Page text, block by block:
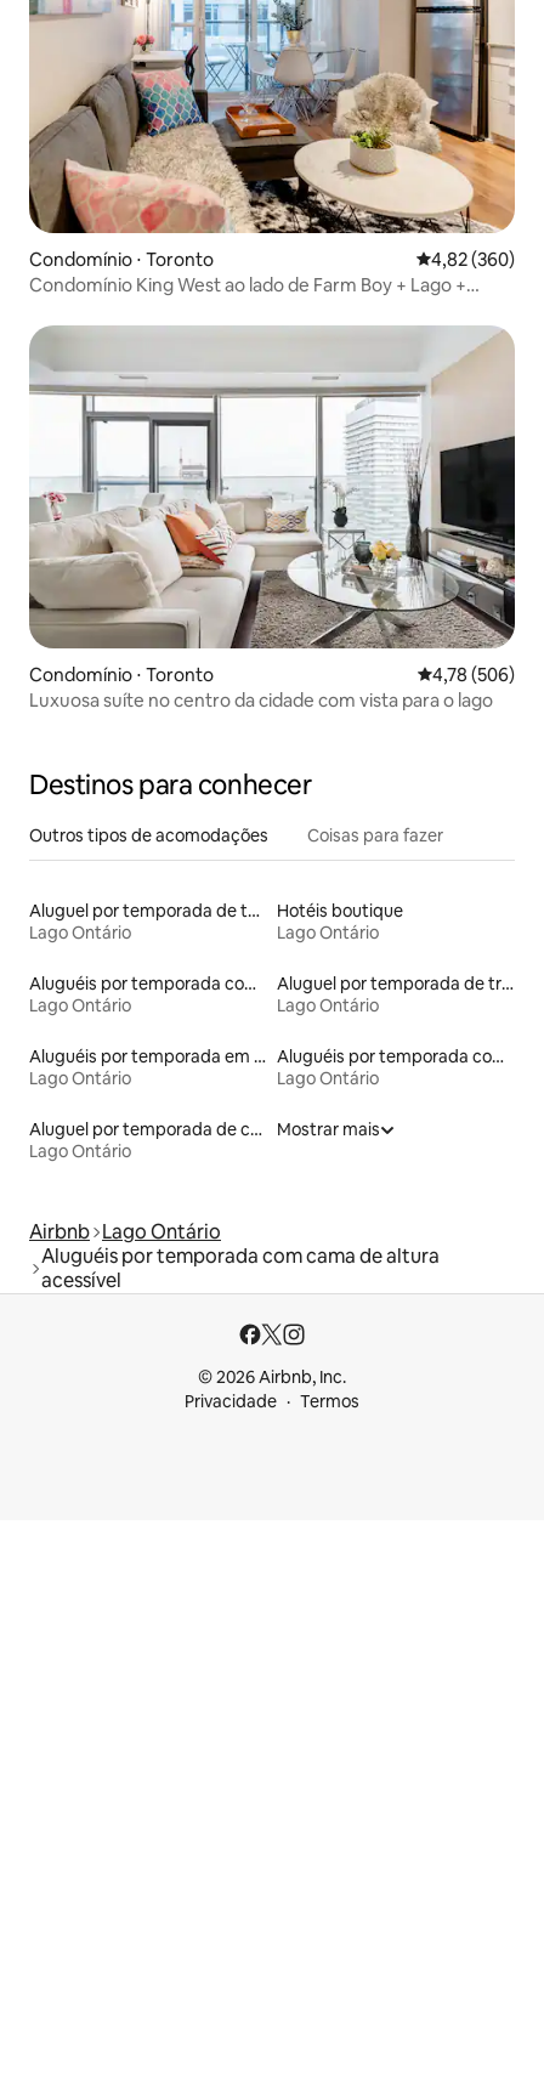
Condomínio ⋅ Toronto 4,82 de uma
4,82 (360)
Condomínio King West ao lado de Farm Boy + Lago +
Condomínio ⋅ Toronto 4,78 de uma
4,78 (506)
Luxuosa suíte no centro da cidade com vista para o lago
Destinos para conhecer
Outros tipos de acomodações Coisas para fazer
Aluguel por temporada de townhouses
Lago Ontário
Hotéis boutique
Lago Ontário
Aluguéis por temporada com acesso ao lago
Lago Ontário
Aluguel por temporada de trailers
Lago Ontário
Aluguéis por temporada em hotéis-fazenda
Lago Ontário
Aluguéis por temporada com banheiro para PCD
Lago Ontário
Aluguel por temporada de casas de hóspedes
Lago Ontário
Mostrar mais
Airbnb Lago Ontário
Aluguéis por temporada com cama de altura
acessível
© 2026 Airbnb, Inc.
Privacidade
Termos